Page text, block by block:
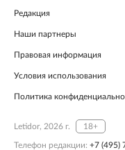
Редакция
Наши партнеры
Правовая информация
Условия использования
Политика
Letidor, 2026 г. 18+
Телефон редакции: +7 (495)